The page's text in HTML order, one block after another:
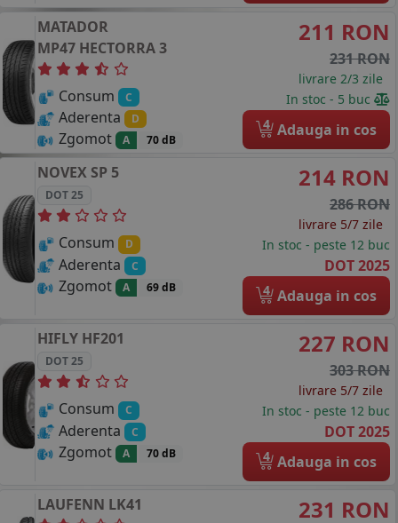
MATADOR
MP47 HECTORRA 3
Consum C
Aderenta D
Zgomot A 70 dB
211 RON
231 RON
livrare 2/3 zile
In stoc - 5 buc
4 Adauga in cos
NOVEX SP 5
DOT 25
Consum D
Aderenta C
Zgomot A 69 dB
214 RON
286 RON
livrare 5/7 zile
In stoc - peste 12 buc
DOT 2025
4 Adauga in cos
HIFLY HF201
DOT 25
Consum C
Aderenta C
Zgomot A 70 dB
227 RON
303 RON
livrare 5/7 zile
In stoc - peste 12 buc
DOT 2025
4 Adauga in cos
LAUFENN LK41 231 RON